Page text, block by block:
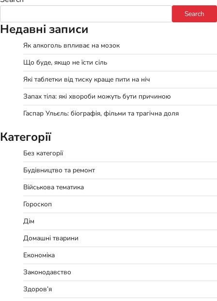
Search
Недавні записи
Як алкоголь впливає на мозок
Що буде, якщо не їсти сіль
Які таблетки від тиску краще пити на ніч
Запах тіла: які хвороби можуть бути причиною
Гаспар Ульєль: біографія, фільми та трагічна доля
Категорії
Без категорії
Будівництво та ремонт
Військова тематика
Гороскоп
Дім
Домашні тварини
Економіка
Законодавство
Здоров’я